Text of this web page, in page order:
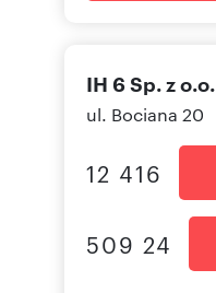
IH 6 Sp. z o.o.
ul. Bociana 20
12 416
509 24